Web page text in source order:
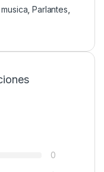
,musica ,Parlantes
0